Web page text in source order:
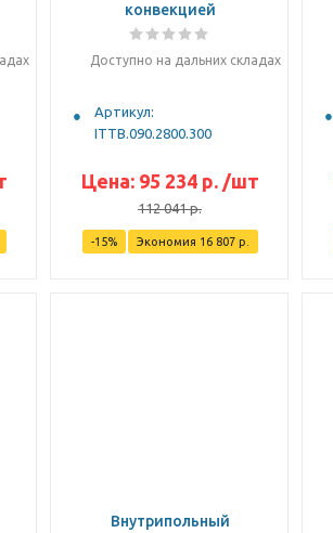
конвекцией
Доступно на дальних складах
Артикул:
ITTB.090.2800.300
Цена: 95 234р. /шт
112 041р.
-15% Экономия 16 807р.
Внутрипольный